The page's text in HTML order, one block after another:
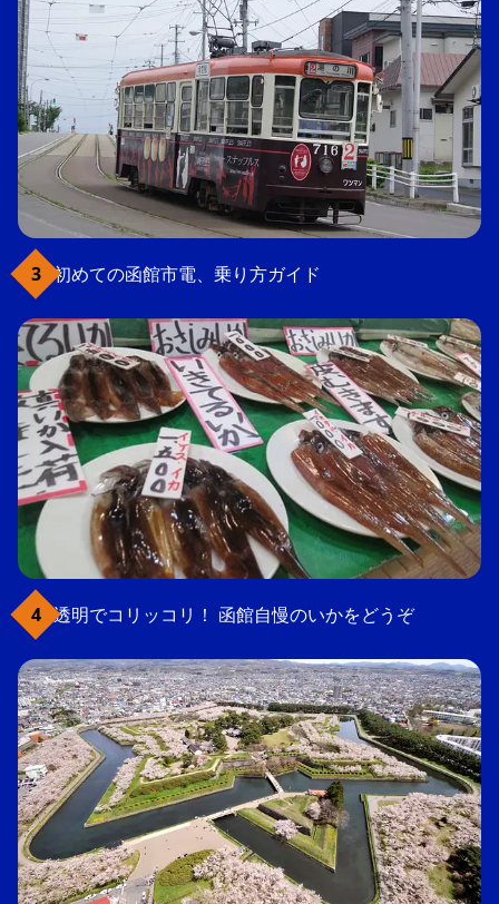
初めての函館市電、乗り方ガイド
透明でコリッコリ！ 函館自慢のいかをどうぞ